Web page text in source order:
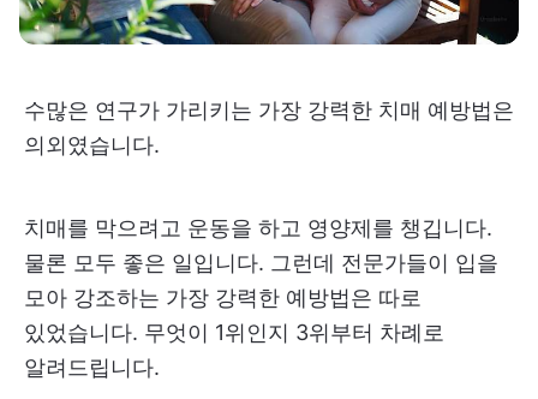
수많은 연구가 가리키는 가장 강력한 치매 예방법은
의외였습니다.
치매를 막으려고 운동을 하고 영양제를 챙깁니다.
물론 모두 좋은 일입니다. 그런데 전문가들이 입을
모아 강조하는 가장 강력한 예방법은 따로
있었습니다. 무엇이 1위인지 3위부터 차례로
알려드립니다.